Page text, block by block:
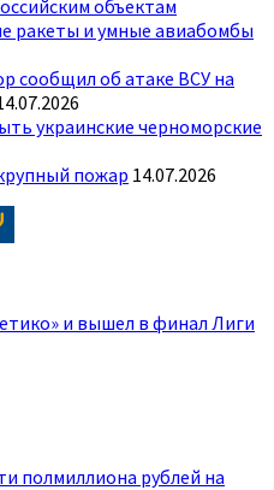
объектам
ракеты и умные авиабомбы
сообщил об атаке ВСУ на
украинские черноморские
пожар 14.07.2026
и вышел в финал Лиги
полмиллиона рублей на